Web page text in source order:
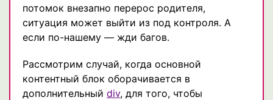
потомок внезапно перерос родителя,
ситуация может выйти из под контроля. А
если по-нашему — жди багов.
Рассмотрим случай, когда основной
контентный блок оборачивается в
дополнительный div, для того, чтобы